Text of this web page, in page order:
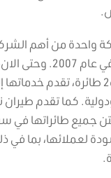
واحدة من أهم
منذ تأسيسها في عام
كما تقدم
جميع طائراتها في
لعملائها، بما في